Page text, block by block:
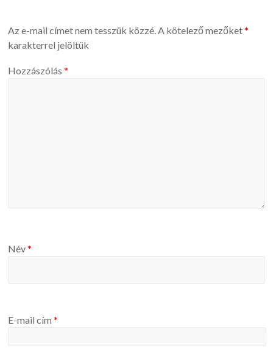
Az e-mail címet nem tesszük közzé.A kötelező mezőket*
karakterrel jelöltük
Hozzászólás*
Név*
E-mail cím*